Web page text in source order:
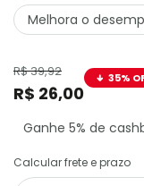
Melhora o
R$ 39,92
R$ 26,00
35%
Ganhe 5% de
Calcular frete e prazo